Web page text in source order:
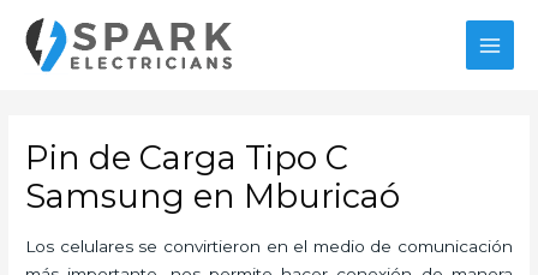
contenido
Pin de Carga Tipo C
Samsung en Mburicaó
Los celulares se convirtieron en el medio de comunicación